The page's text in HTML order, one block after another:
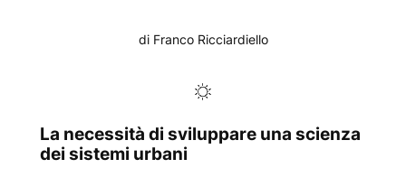
di Franco Ricciardiello
La necessità di sviluppare una scienza
dei sistemi urbani